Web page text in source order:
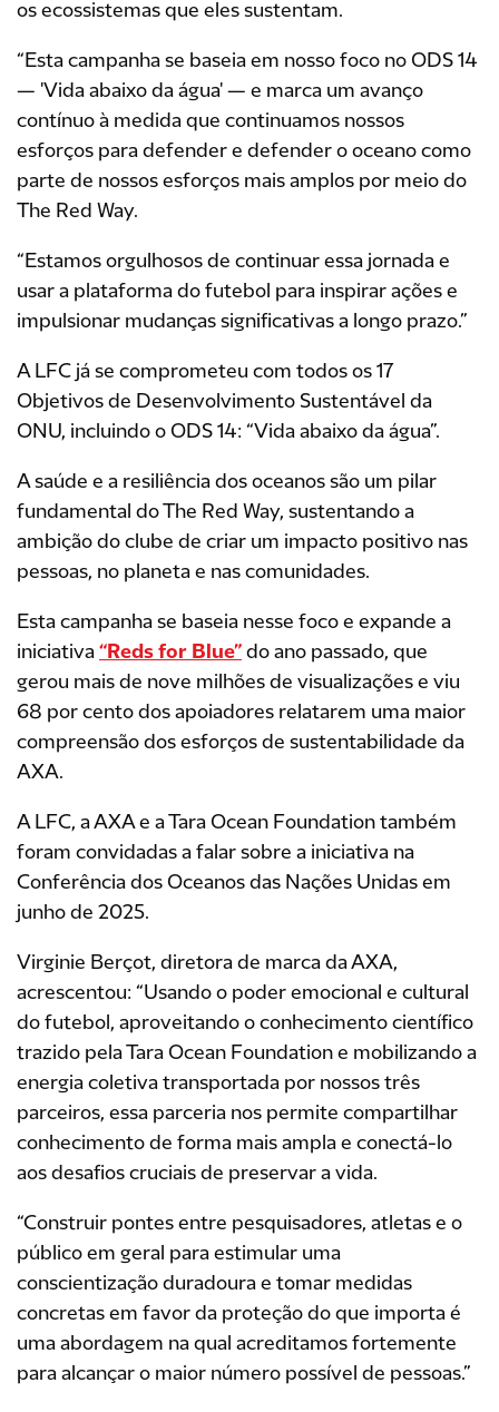
os ecossistemas que eles sustentam.
“Esta campanha se baseia em nosso foco no ODS 14
— 'Vida abaixo da água' — e marca um avanço
contínuo à medida que continuamos nossos
esforços para defender e defender o oceano como
parte de nossos esforços mais amplos por meio do
The Red Way.
“Estamos orgulhosos de continuar essa jornada e
usar a plataforma do futebol para inspirar ações e
impulsionar mudanças significativas a longo prazo.”
A LFC já se comprometeu com todos os 17
Objetivos de Desenvolvimento Sustentável da
ONU, incluindo o ODS 14: “Vida abaixo da água”.
A saúde e a resiliência dos oceanos são um pilar
fundamental do The Red Way, sustentando a
ambição do clube de criar um impacto positivo nas
pessoas, no planeta e nas comunidades.
Esta campanha se baseia nesse foco e expande a
iniciativa “Reds for Blue” do ano passado, que
gerou mais de nove milhões de visualizações e viu
68 por cento dos apoiadores relatarem uma maior
compreensão dos esforços de sustentabilidade da
AXA.
A LFC, a AXA e a Tara Ocean Foundation também
foram convidadas a falar sobre a iniciativa na
Conferência dos Oceanos das Nações Unidas em
junho de 2025.
Virginie Berçot, diretora de marca da AXA,
acrescentou: “Usando o poder emocional e cultural
do futebol, aproveitando o conhecimento científico
trazido pela Tara Ocean Foundation e mobilizando a
energia coletiva transportada por nossos três
parceiros, essa parceria nos permite compartilhar
conhecimento de forma mais ampla e conectá-lo
aos desafios cruciais de preservar a vida.
“Construir pontes entre pesquisadores, atletas e o
público em geral para estimular uma
conscientização duradoura e tomar medidas
concretas em favor da proteção do que importa é
uma abordagem na qual acreditamos fortemente
para alcançar o maior número possível de pessoas.”